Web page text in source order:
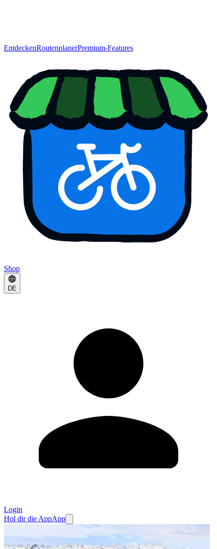
EntdeckenRoutenplanerPremium-Features
Shop
DE
Login
Hol dir die AppApp